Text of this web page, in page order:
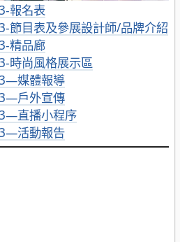
報名表
節目表及參展設計師/品牌介紹
精品廊
時尚風格展示區
媒體報導
戶外宣傳
直播小程序
活動報告